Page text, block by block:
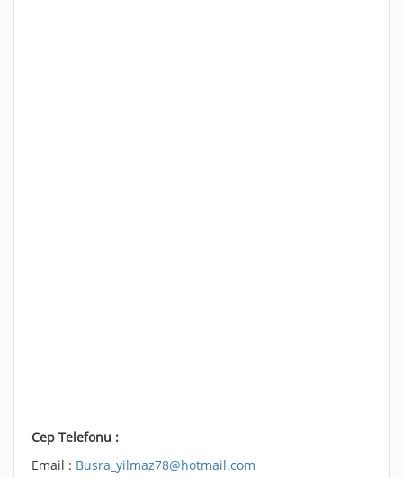
Cep Telefonu :
Email : Busra_yilmaz78@hotmail.com